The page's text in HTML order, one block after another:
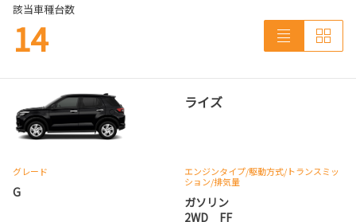
該当車種台数
14
ライズ
グレード
G
エンジンタイプ/駆動方式/トランスミッ
ション/排気量
ガソリン
2WD FF